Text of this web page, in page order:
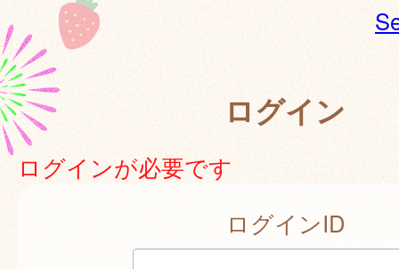
ログイン
ログインが必要です
ログインID